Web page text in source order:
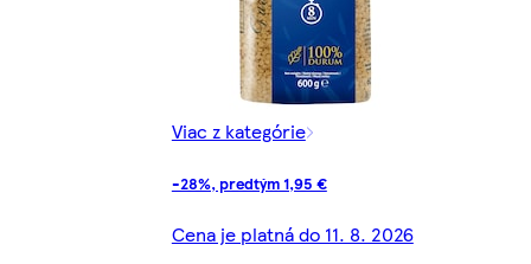
Viac z kategórie
-28%, predtým 1,95 €
Cena je platná do 11. 8. 2026